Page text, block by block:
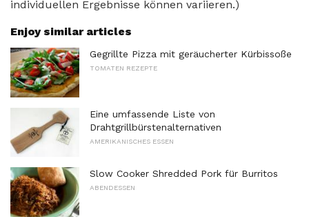
individuellen Ergebnisse können variieren.)
Enjoy similar articles
Gegrillte Pizza mit geräucherter Kürbissoße
TOMATEN REZEPTE
Eine umfassende Liste von
Drahtgrillbürstenalternativen
AMERIKANISCHES ESSEN
Slow Cooker Shredded Pork für Burritos
ABENDESSEN